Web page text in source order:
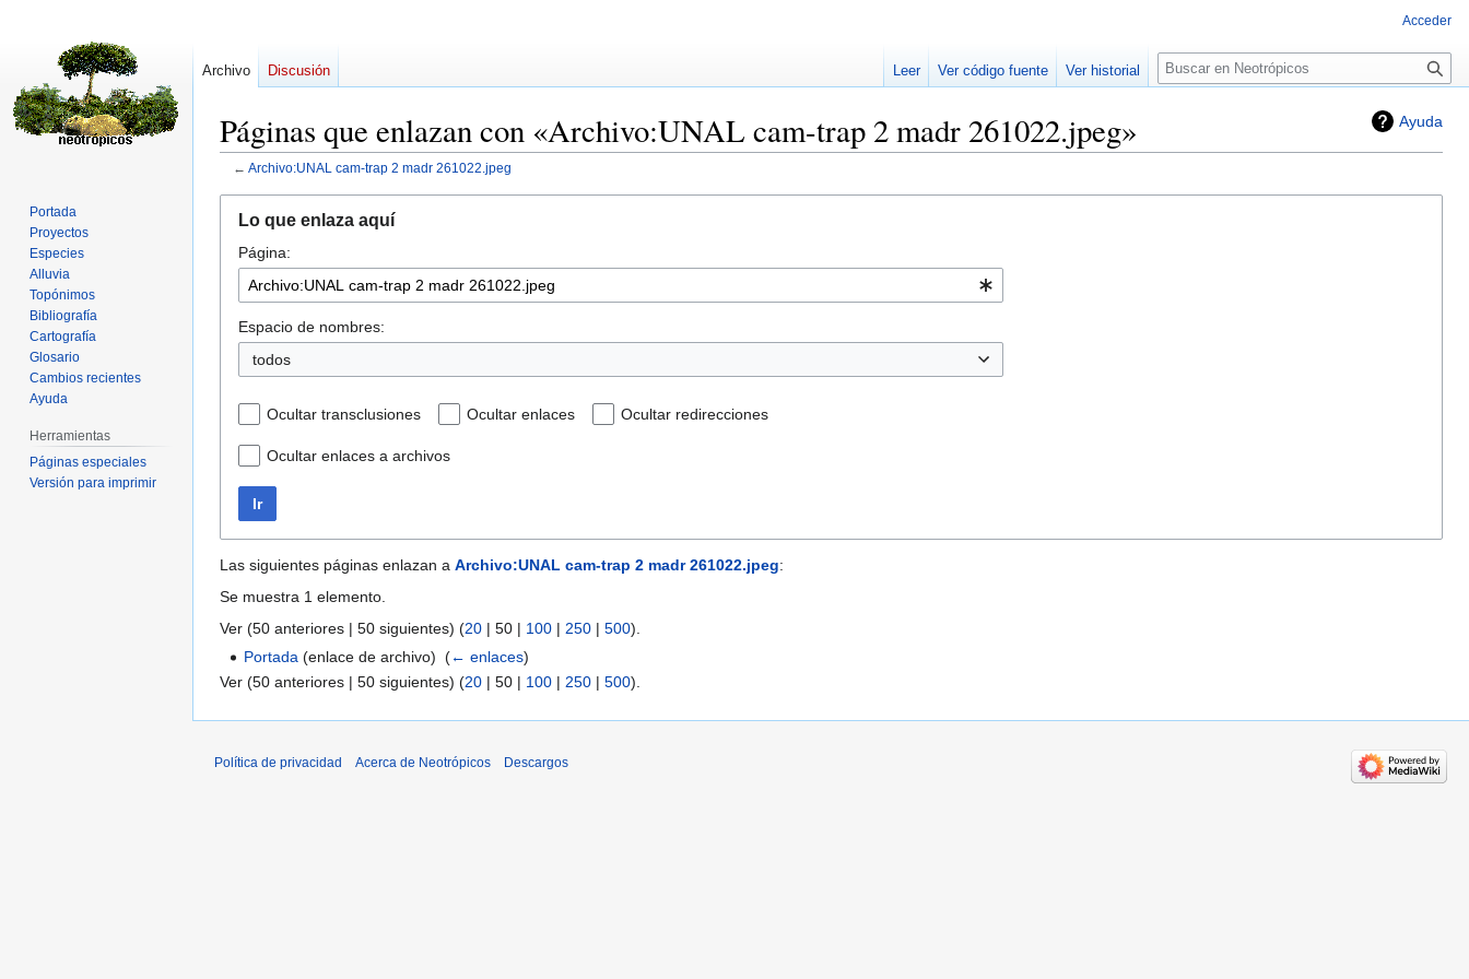
Ayuda
Páginas que enlazan con «Archivo:UNAL cam-trap 2 madr 261022.jpeg»
← Archivo:UNAL cam-trap 2 madr 261022.jpeg
navegación
búsqueda
Lo que enlaza aquí
Página:
Espacio de nombres:
todos
Ocultar transclusiones Ocultar enlaces Ocultar redirecciones
Ocultar enlaces a archivos
Ir
Las siguientes páginas enlazan a Archivo:UNAL cam-trap 2 madr 261022.jpeg:
Se muestra 1 elemento.
Ver (50 anteriores | 50 siguientes) (20 | 50 | 100 | 250 | 500).
Portada (enlace de archivo) ‎(← enlaces)
Ver (50 anteriores | 50 siguientes) (20 | 50 | 100 | 250 | 500).
Acceder
Archivo Discusión Leer Ver código fuente Ver historial
Buscar
Portada
Proyectos
Especies
Alluvia
Topónimos
Bibliografía
Cartografía
Glosario
Cambios recientes
Ayuda
Herramientas
Páginas especiales
Versión para imprimir
Política de privacidad Acerca de Neotrópicos Descargos